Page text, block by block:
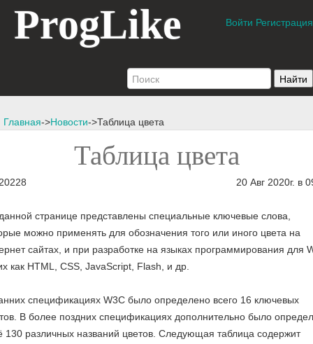
ProgLike Войти Регистрация
Главная->Новости->Таблица цвета
Таблица цвета
20 Авг 2020г. в
странице представлены специальные ключевые слова,
можно применять для обозначения того или иного цвета на
сайтах, и при разработке на языках программирования для
как HTML, CSS, JavaScript, Flash, и др.
спецификациях W3C было определено всего 16 ключевых
В более поздних спецификациях дополнительно было
130 различных названий цветов. Следующая таблица содержит